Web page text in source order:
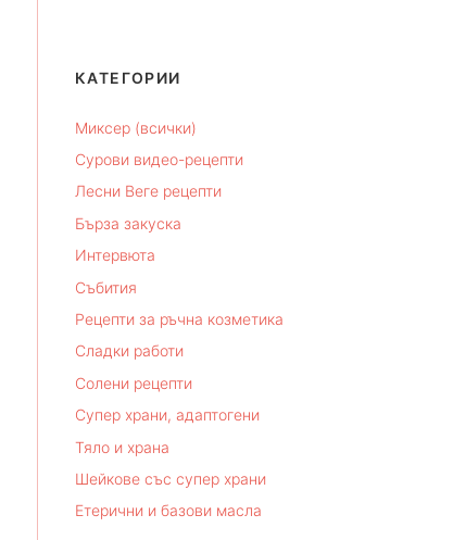
КАТЕГОРИИ
Миксер (всички)
Сурови видео-рецепти
Лесни Веге рецепти
Бърза закуска
Интервюта
Събития
Рецепти за ръчна козметика
Сладки работи
Солени рецепти
Супер храни, адаптогени
Тяло и храна
Шейкове със супер храни
Етерични и базови масла